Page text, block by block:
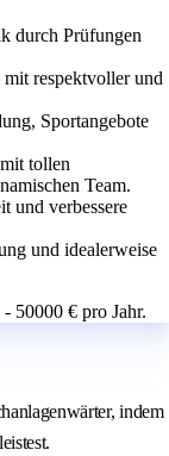
durch Prüfungen
respektvoller und
Sportangebote
tollen
Team.
und verbessere
und idealerweise
50000 € pro Jahr.
indem